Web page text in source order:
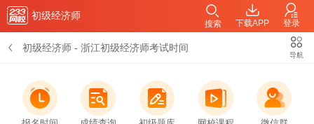
初级经济师
下载APP 登录
搜索
初级经济师 - 浙江初级经济师考试时间
导航